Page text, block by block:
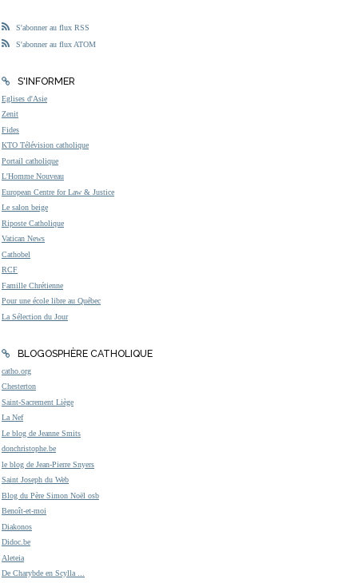
S'abonner au flux RSS
S'abonner au flux ATOM
S'INFORMER
Eglises d'Asie
Zenit
Fides
KTO Télévision catholique
Portail catholique
L'Homme Nouveau
European Centre for Law & Justice
Le salon beige
Riposte Catholique
Vatican News
Cathobel
RCF
Famille Chrétienne
Pour une école libre au Québec
La Sélection du Jour
BLOGOSPHÈRE CATHOLIQUE
catho.org
Chesterton
Saint-Sacrement Liège
La Nef
Le blog de Jeanne Smits
donchristophe.be
le blog de Jean-Pierre Snyers
Saint Joseph du Web
Blog du Père Simon Noël osb
Benoît-et-moi
Diakonos
Didoc.be
Aleteia
De Charybde en Scylla ...